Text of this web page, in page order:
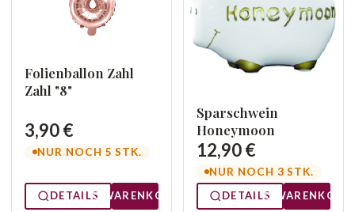
Folienballon Zahl
Zahl "8"
3,90 €
NUR NOCH 5 STK.
DETAILS WARENKORB
Sparschwein
Honeymoon
12,90 €
NUR NOCH 3 STK.
DETAILS
WARENKORB